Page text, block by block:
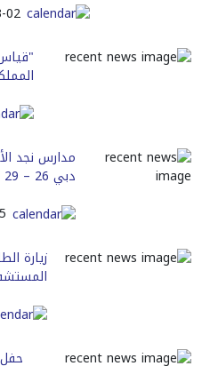
02
مدارس نجد
دبي 26 – 29 /1/215م
زيارة